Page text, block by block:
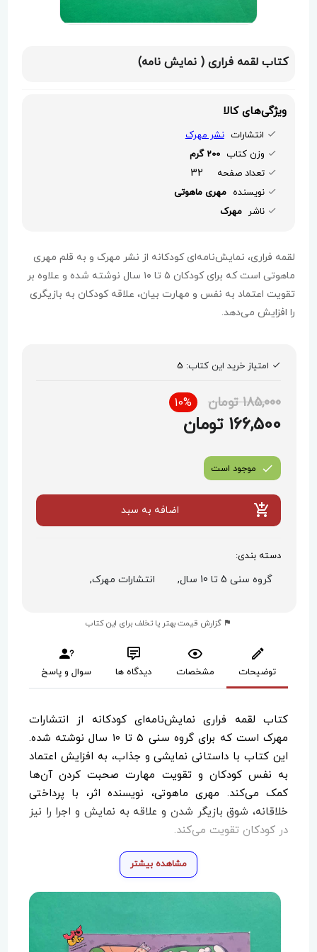
کتاب لقمه فراری ( نمایش نامه)
ویژگی‌های کالا
انتشارات نشر مهرک
وزن کتاب 200 گرم
تعداد صفحه
32
نویسنده مهری ماهوتی
ناشر مهرک
لقمه فراری، نمایش‌نامه‌ای کودکانه از نشر مهرک و به قلم مهری
ماهوتی است که برای کودکان ۵ تا ۱۰ سال نوشته شده و علاوه بر
تقویت اعتماد به نفس و مهارت بیان، علاقه کودکان به بازیگری
را افزایش می‌دهد.
امتیاز خرید این کتاب: 5
185,000 تومان 10%
166,500 تومان
موجود است
اضافه به سبد
دسته بندی:
گروه سنی 5 تا 10 سال, انتشارات مهرک,
گزارش قیمت بهتر یا تخلف برای این کتاب
توضیحات مشخصات دیدگاه ها سوال و پاسخ
کتاب لقمه فراری نمایش‌نامه‌ای کودکانه از انتشارات
مهرک است که برای گروه سنی ۵ تا ۱۰ سال نوشته شده.
این کتاب با داستانی نمایشی و جذاب، به افزایش اعتماد
به نفس کودکان و تقویت مهارت صحبت کردن آن‌ها
کمک می‌کند. مهری ماهوتی، نویسنده اثر، با پرداختی
خلاقانه، شوق بازیگر شدن و علاقه به نمایش و اجرا را نیز
در کودکان تقویت می‌کند.
مشاهده بیشتر